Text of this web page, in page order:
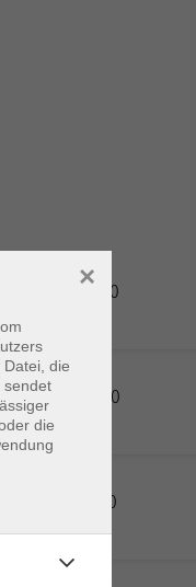
15:00
15:00
10:00
die
sendet
die
×